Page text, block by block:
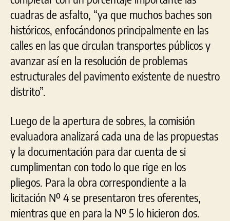
cuadras de asfalto, “ya que muchos baches son
históricos, enfocándonos principalmente en las
calles en las que circulan transportes públicos y
avanzar así en la resolución de problemas
estructurales del pavimento existente de nuestro
distrito”.
Luego de la apertura de sobres, la comisión
evaluadora analizará cada una de las propuestas
y la documentación para dar cuenta de si
cumplimentan con todo lo que rige en los
pliegos. Para la obra correspondiente a la
licitación Nº 4 se presentaron tres oferentes,
mientras que en para la Nº 5 lo hicieron dos.